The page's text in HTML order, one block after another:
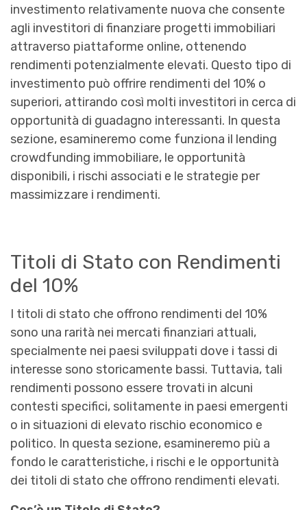
investimento relativamente nuova che consente
agli investitori di finanziare progetti immobiliari
attraverso piattaforme online, ottenendo
rendimenti potenzialmente elevati. Questo tipo di
investimento può offrire rendimenti del 10% o
superiori, attirando così molti investitori in cerca di
opportunità di guadagno interessanti. In questa
sezione, esamineremo come funziona il lending
crowdfunding immobiliare, le opportunità
disponibili, i rischi associati e le strategie per
massimizzare i rendimenti.
Titoli di Stato con Rendimenti
del 10%
I titoli di stato che offrono rendimenti del 10%
sono una rarità nei mercati finanziari attuali,
specialmente nei paesi sviluppati dove i tassi di
interesse sono storicamente bassi. Tuttavia, tali
rendimenti possono essere trovati in alcuni
contesti specifici, solitamente in paesi emergenti
o in situazioni di elevato rischio economico e
politico. In questa sezione, esamineremo più a
fondo le caratteristiche, i rischi e le opportunità
dei titoli di stato che offrono rendimenti elevati.